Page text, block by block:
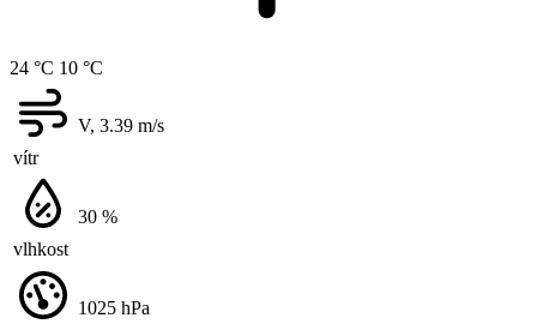
24 °C 10 °C
vítr
V, 3.39 m/s
vlhkost
30 %
1025 hPa